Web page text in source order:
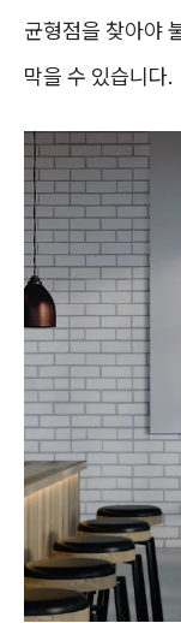
균형점을 찾아야
막을 수 있습니다.